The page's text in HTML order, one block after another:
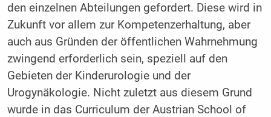
den einzelnen Abteilungen gefordert. Diese wird in
Zukunft vor allem zur Kompetenzerhaltung, aber
auch aus Gründen der öffentlichen Wahrnehmung
zwingend erforderlich sein, speziell auf den
Gebieten der Kinderurologie und der
Urogynäkologie. Nicht zuletzt aus diesem Grund
wurde in das Curriculum der Austrian School of